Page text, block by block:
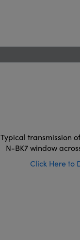
Typical transmission
N-BK7 window
Click Here to